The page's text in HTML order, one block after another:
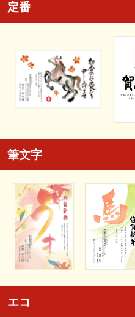
定番
筆文字
エコ